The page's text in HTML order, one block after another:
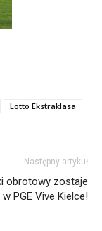
Lotto Ekstraklasa
Następny artykuł
obrotowy zostaje
w PGE Vive Kielce!